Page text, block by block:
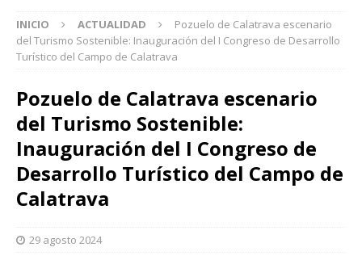
INICIO ACTUALIDAD
Pozuelo de Calatrava escenario
del Turismo Sostenible: Inauguración del I Congreso de Desarrollo
Turístico del Campo de Calatrava
Pozuelo de Calatrava escenario
del Turismo Sostenible:
Inauguración del I Congreso de
Desarrollo Turístico del Campo de
Calatrava
29 agosto 2024